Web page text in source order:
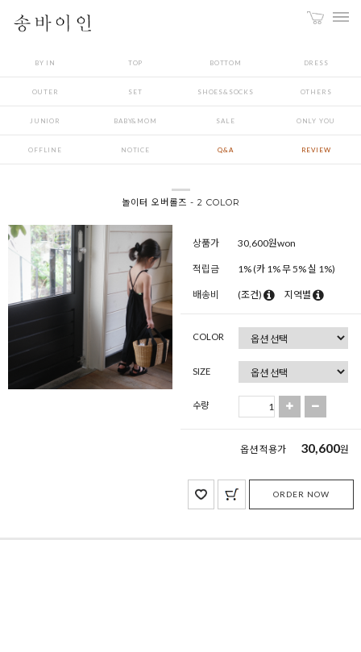
BY IN TOP BOTTOM DRESS
OUTER SET SHOES&SOCKS OTHERS
JUNIOR BABY&MOM SALE ONLY YOU
OFFLINE NOTICE Q&A REVIEW
놀이터 오버롤즈 - 2 COLOR
상품가 30,600원won
적립금 1% (카 1% 무 5% 실 1%)
배송비 (조건) 지역별
COLOR
SIZE
수량
옵션 적용가 30,600원
ORDER NOW